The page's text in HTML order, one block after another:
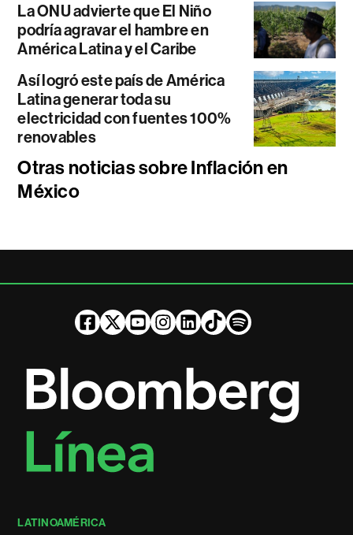
La ONU advierte que El Niño
podría agravar el hambre en
América Latina y el Caribe
Así logró este país de América
Latina generar toda su
electricidad con fuentes 100%
renovables
Otras noticias sobre Inflación en
México
LATINOAMÉRICA